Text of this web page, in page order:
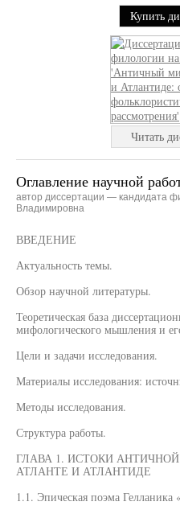
Купить
Читать
Оглавление научной
автор диссертации — кандидата
Владимировна
ВВЕДЕНИЕ
Актуальность темы.
Обзор научной литературы.
Теоретическая база
мифологического мышления и
Цели и задачи исследования.
Материалы исследования:
Методы исследования.
Структура работы.
ГЛАВА 1. ИСТОКИ
АТЛАНТЕ И АТЛАНТИДЕ
1.1. Эпическая поэма Гелланика